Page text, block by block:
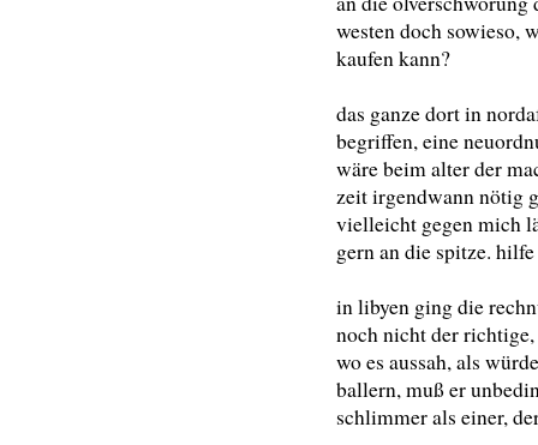
westen doch sowieso,
kaufen kann?
das ganze dort in
begriffen, eine
wäre beim alter der
zeit irgendwann nötig
vielleicht gegen mich
gern an die spitze.
in libyen ging die
noch nicht der
wo es aussah, als
ballern, muß er
schlimmer als einer,